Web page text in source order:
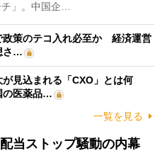
チ」。中国企…
政策のテコ入れ必至か 経済運営
さ…
見込まれる「CXO」とは何
の医薬品…
一覧を見る
当ストップ騒動の内幕